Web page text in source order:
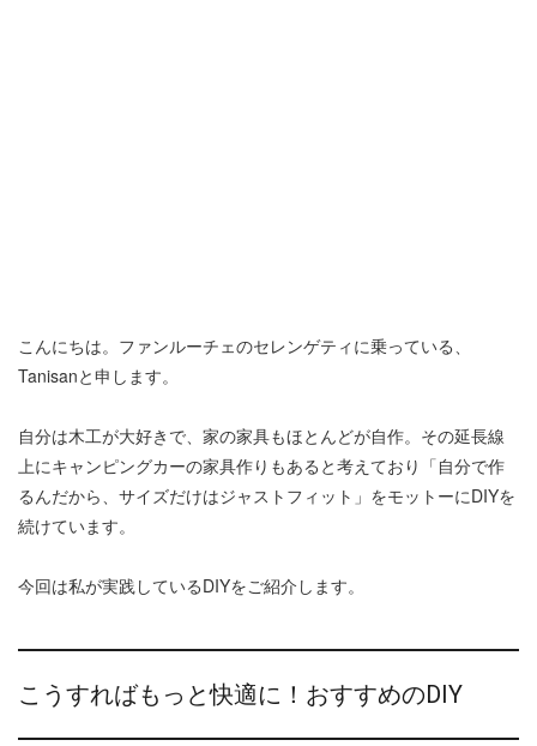
こんにちは。ファンルーチェのセレンゲティに乗っている、
Tanisanと申します。
自分は木工が大好きで、家の家具もほとんどが自作。その延長線
上にキャンピングカーの家具作りもあると考えており「自分で作
るんだから、サイズだけはジャストフィット」をモットーにDIYを
続けています。
今回は私が実践しているDIYをご紹介します。
こうすればもっと快適に！おすすめのDIY